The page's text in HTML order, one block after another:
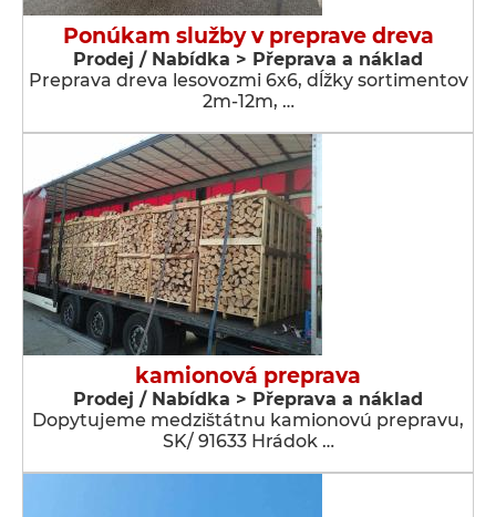
Ponúkam služby v preprave dreva
Prodej / Nabídka > Přeprava a náklad
Preprava dreva lesovozmi 6x6, dĺžky sortimentov
2m-12m, …
kamionová preprava
Prodej / Nabídka > Přeprava a náklad
Dopytujeme medzištátnu kamionovú prepravu,
SK/ 91633 Hrádok …